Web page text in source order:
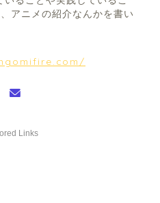
アニメの紹介なんかを書い
Links